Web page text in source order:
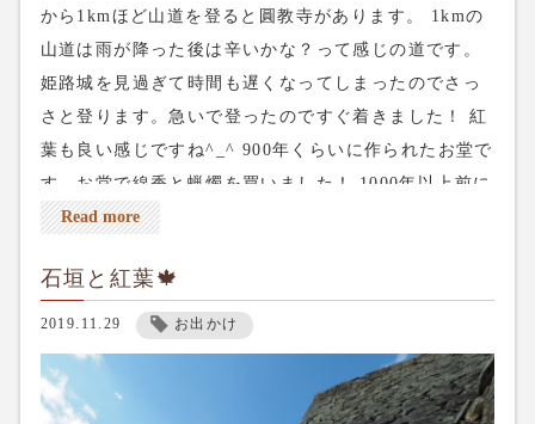
から1kmほど山道を登ると圓教寺があります。 1kmの
山道は雨が降った後は辛いかな？って感じの道です。
姫路城を見過ぎて時間も遅くなってしまったのでさっ
さと登ります。急いで登ったのですぐ着きました！ 紅
葉も良い感じですね^_^ 900年くらいに作られたお堂で
す。お堂で線香と蝋燭を買いました！ 1000年以上前に
作られたお堂。1000年前もここでお経が唱えられたり
通ってちょっと歩いくと三之堂があります。 道がいち
いち良い感じ。 こちらが三之堂です！ 三つのお堂がこ
の字型に並んでます。映画ラストサムライでも使われ
てます。帰った後に久しぶりにラストサムライを観る
と結構使われてましたね^_^ 他にも、大河ドラマの黒
Read more
石垣と紅葉🍁
2019.11.29 お出かけ